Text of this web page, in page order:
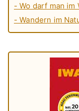
- Wo darf man im
- Wandern im